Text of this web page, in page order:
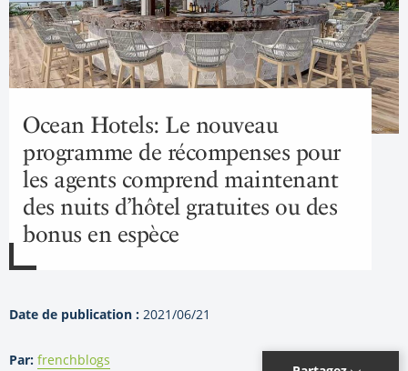
Ocean Hotels: Le nouveau
programme de récompenses pour
les agents comprend maintenant
des nuits d’hôtel gratuites ou des
bonus en espèce
Date de publication : 2021/06/21
Par: frenchblogs